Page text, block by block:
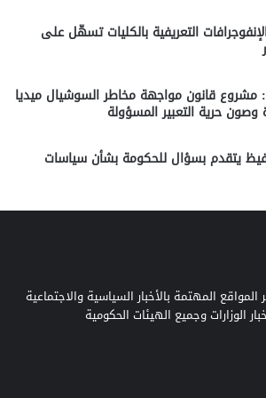
التعريفية بالكليات تسهّل على
مشروع قانون مواجهة مخاطر السوشيال ميديا
وصون حرية التعبير المسؤولة
يتقدم بسؤال للحكومة بشأن سياسات
أكبر المواقع المهتمة بالأخبار السياسية والاجتماعية
الوزارات وجميع الهيئات الحكومية